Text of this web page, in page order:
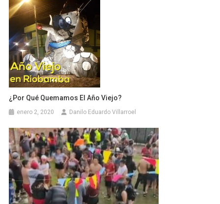
¿Por Qué Quemamos El Año Viejo?
enero 2, 2020 Danilo Eduardo Villarroel